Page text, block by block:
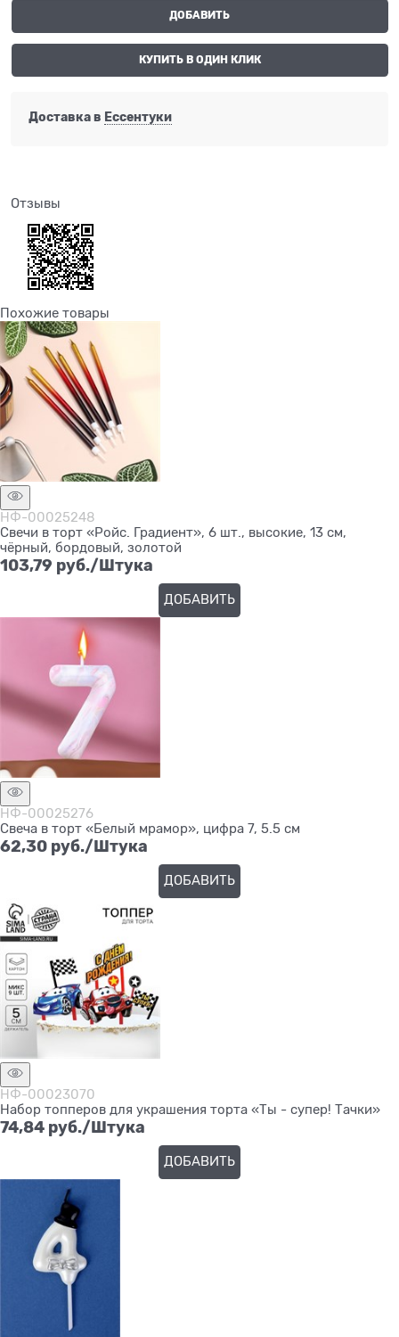
ДОБАВИТЬ
КУПИТЬ В ОДИН КЛИК
Доставка в Ессентуки
Отзывы
Похожие товары
НФ-00025248
Свечи в торт «Ройс. Градиент», 6 шт., высокие, 13 см,
чёрный, бордовый, золотой
103,79 руб./Штука
ДОБАВИТЬ
НФ-00025276
Свеча в торт «Белый мрамор», цифра 7, 5.5 см
62,30 руб./Штука
ДОБАВИТЬ
НФ-00023070
Набор топперов для украшения торта «Ты - супер! Тачки»
74,84 руб./Штука
ДОБАВИТЬ